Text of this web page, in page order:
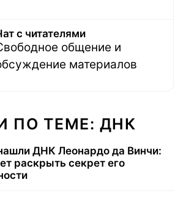
с читателями
общение и
материалов
ПО ТЕМЕ: ДНК
ДНК Леонардо да Винчи:
раскрыть секрет его